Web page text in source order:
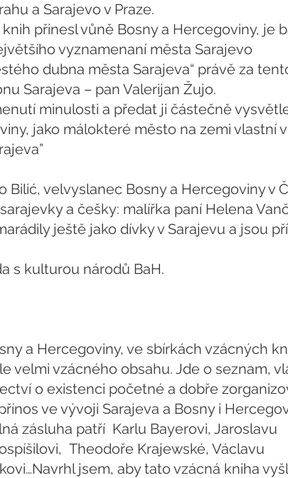
a Sarajevo v Praze.
přinesl vůně Bosny a Hercegoviny, je
vyznamenaní města Sarajevo
dubna města Sarajeva“ právě za
Sarajeva – pan Valerijan Žujo.
minulosti a předat ji částečně
jako málokteré město na zemi vlastní
velvyslanec Bosny a Hercegoviny v
a češky: malířka paní Helena
ještě jako dívky v Sarajevu a jsou
s kulturou národů BaH.
a Hercegoviny, ve sbírkách vzácných
velmi vzácného obsahu. Jde o seznam,
o existenci početné a dobře
ve vývoji Sarajeva a Bosny i
zásluha patří Karlu Bayerovi, Jaroslavu
Theodoře Krajewské, Václavu
jsem, aby tato vzácná kniha